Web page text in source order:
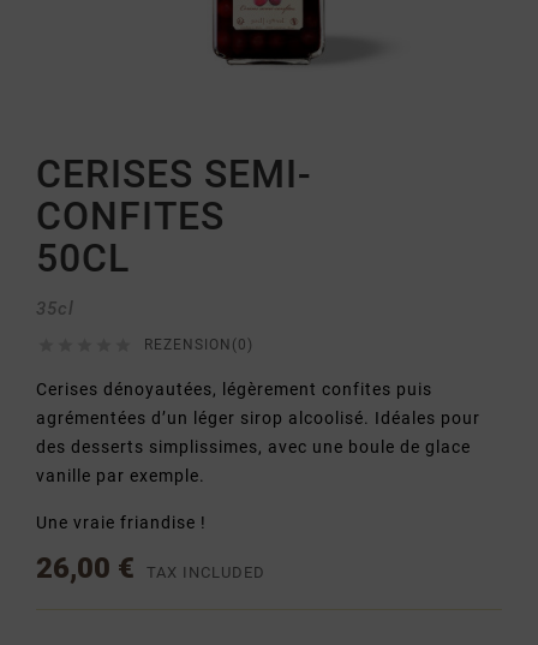
CERISES SEMI-
CONFITES
50CL
35cl
REZENSION(0)
Cerises dénoyautées, légèrement confites puis
agrémentées d’un léger sirop alcoolisé. Idéales pour
des desserts simplissimes, avec une boule de glace
vanille par exemple.
Une vraie friandise !
26,00 € TAX INCLUDED